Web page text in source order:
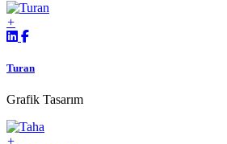
Turan
Grafik Tasarım